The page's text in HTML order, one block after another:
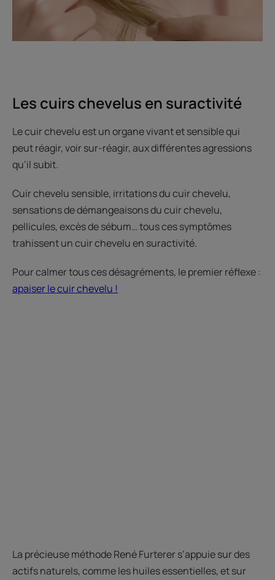
Les cuirs chevelus en suractivité
Le cuir chevelu est un organe vivant et sensible qui
peut réagir, voir sur-réagir, aux différentes agressions
qu’il subit.
Cuir chevelu sensible, irritations du cuir chevelu,
sensations de démangeaisons du cuir chevelu,
pellicules, excès de sébum… tous ces symptômes
trahissent un cuir chevelu en suractivité.
Pour calmer tous ces désagréments, le premier réflexe :
apaiser le cuir chevelu !
La précieuse méthode René Furterer s’appuie sur des
actifs naturels, comme les huiles essentielles, et sur